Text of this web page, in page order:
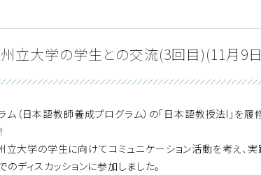
州立大学の学生との交流(3回目)(11月9
ム（日本語教師養成プログラム）の「日本語教授法I」を履
立大学の学生に向けてコミュニケーション活動を考え、実
ディスカッションに参加しました。